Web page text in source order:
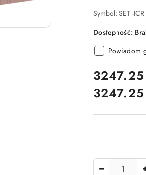
Symbol: SET -
Dostępność:
Powiadom
cena:
3247.25
Cena:
3247.25